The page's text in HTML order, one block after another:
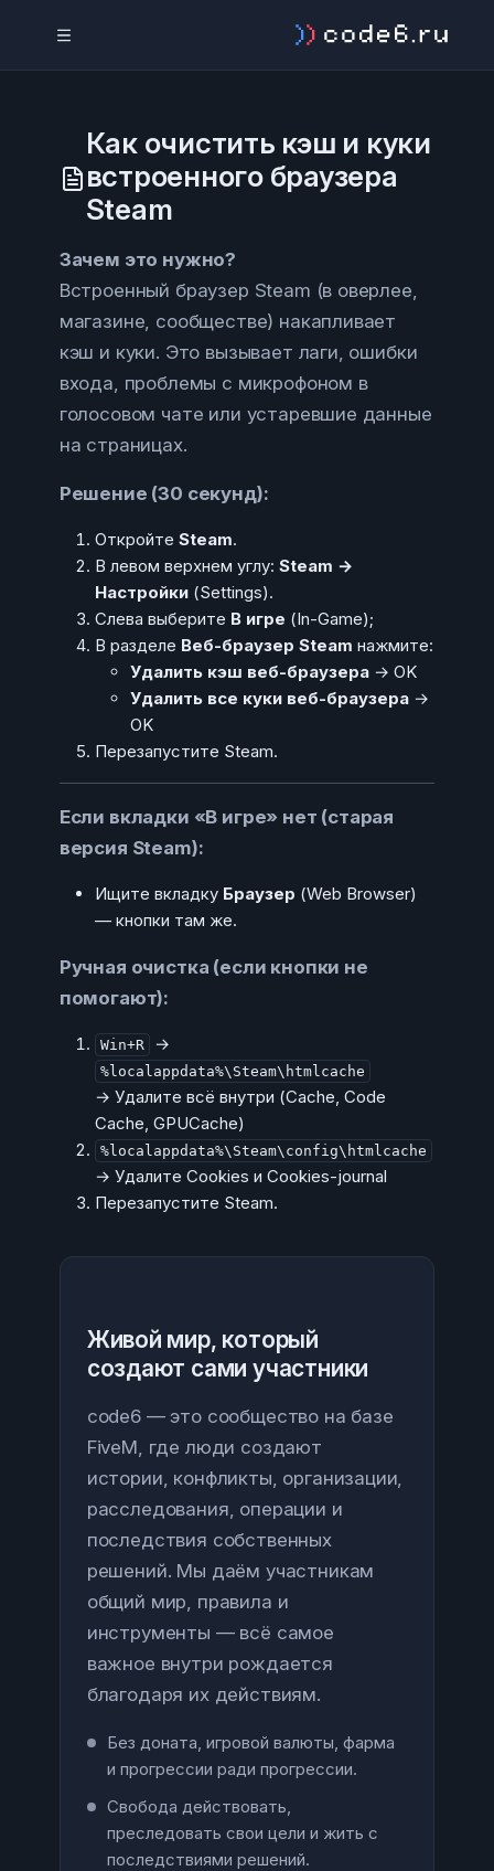
Как очистить кэш и куки
встроенного браузера
Steam
Зачем это нужно?
Встроенный браузер Steam (в оверлее,
магазине, сообществе) накапливает
кэш и куки. Это вызывает лаги, ошибки
входа, проблемы с микрофоном в
голосовом чате или устаревшие данные
на страницах.
Решение (30 секунд):
Откройте Steam.
В левом верхнем углу: Steam →
Настройки(Settings).
Слева выберите В игре (In-Game);
В разделе Веб-браузер Steam нажмите:
Удалить кэш веб-браузера→ OK
Удалить все куки веб-браузера→
OK
Перезапустите Steam.
Если вкладки «В игре» нет (старая
версия Steam):
Ищите вкладку Браузер (Web Browser)
— кнопки там же.
Ручная очистка (если кнопки не
помогают):
Win+R →
%localappdata%\Steam\htmlcache
→ Удалите всё внутри (Cache, Code
Cache, GPUCache)
%localappdata%\Steam\config\htmlcache
→ Удалите Cookies и Cookies-journal
Перезапустите Steam.
Живой мир, который
создают сами участники
code6 — это сообщество на базе
FiveM, где люди создают
истории, конфликты, организации,
расследования, операции и
последствия собственных
решений. Мы даём участникам
общий мир, правила и
инструменты — всё самое
важное внутри рождается
благодаря их действиям.
Без доната, игровой валюты, фарма
и прогрессии ради прогрессии.
Свобода действовать,
преследовать свои цели и жить с
последствиями решений.